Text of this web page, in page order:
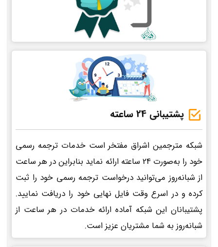
پشتیبانی 24 ساعته
شبکه مترجمین اشراق مفتخر است خدمات ترجمه رسمی
خود را به‌صورت 24 ساعته ارائه نماید بنابراین در هر ساعت
از شبانه‌روز می‌توانید درخواست ترجمه رسمی خود را ثبت
کرده و در اسرع وقت فایل نهایی خود را دریافت نمایید.
پشتیبانان این شبکه آماده ارائه خدمات در هر ساعت از
شبانه‌روز به شما مشتریان عزیز است.